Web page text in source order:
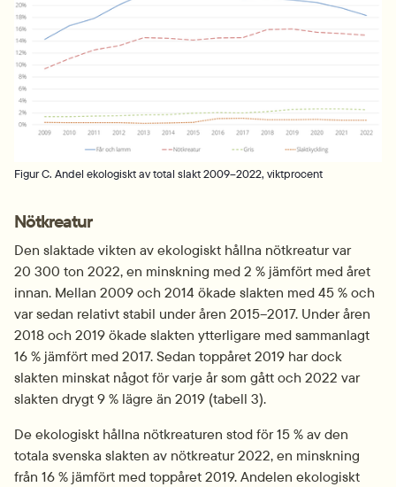
Figur C. Andel ekologiskt av total slakt 2009–2022, viktprocent
Nötkreatur
Den slaktade vikten av ekologiskt hållna nötkreatur var
20 300 ton 2022, en minskning med 2 % jämfört med året
innan. Mellan 2009 och 2014 ökade slakten med 45 % och
var sedan relativt stabil under åren 2015–2017. Under åren
2018 och 2019 ökade slakten ytterligare med sammanlagt
16 % jämfört med 2017. Sedan toppåret 2019 har dock
slakten minskat något för varje år som gått och 2022 var
slakten drygt 9 % lägre än 2019 (tabell 3).
De ekologiskt hållna nötkreaturen stod för 15 % av den
totala svenska slakten av nötkreatur 2022, en minskning
från 16 % jämfört med toppåret 2019. Andelen ekologiskt